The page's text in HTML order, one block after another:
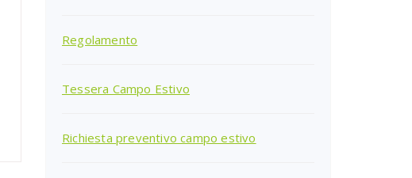
Regolamento
Tessera Campo Estivo
Richiesta preventivo campo estivo